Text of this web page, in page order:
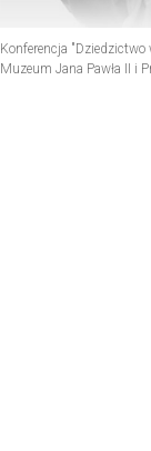
Konferencja
Muzeum Jana Pawła II i